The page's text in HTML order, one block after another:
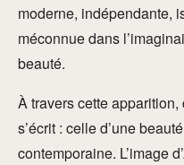
moderne, indépendante,
méconnue dans
beauté.
À travers cette
s’écrit : celle d’une
contemporaine. L’image